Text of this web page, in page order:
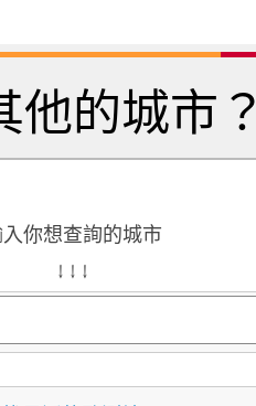
他的城市？
你想查詢的城市
↓ ↓ ↓